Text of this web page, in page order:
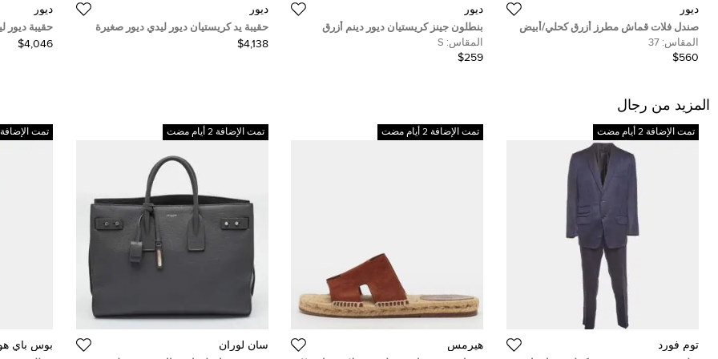
ديور
صندل فلات قماش مطرز أزرق كحلي/أبيض
مقاس 36 ديور دووي
المقاس: 37
$560
ديور
بنطلون جينز كريستيان ديور دينم أزرق
صغير
المقاس: S
$259
ديور
حقيبة يد كريستيان ديور ليدي ديور صغيرة
سوداء كاناج جلد حمل علوي
$4,138
ديور
حقيبة ديور
لامعة جلد
$4,046
المزيد من رجال
تمت الإضافة 2 أيام مضت
توم فورد
تمت الإضافة 2 أيام مضت
هيرمس
تمت الإضافة 2 أيام مضت
سان لوران
تمت الإضافة 2 أيام مضت
بوس باي